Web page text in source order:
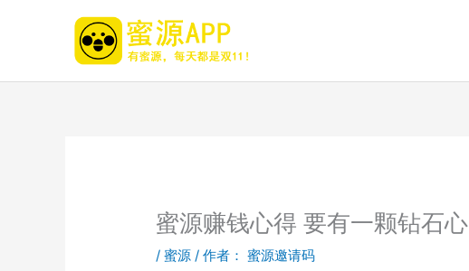
蜜源赚钱心得 要有一颗钻石心
/蜜源 / 作者： 蜜源邀请码